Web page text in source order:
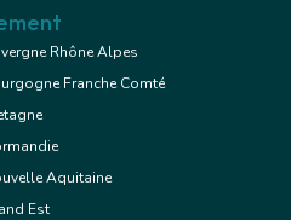
Rhône Alpes
Franche Comté
Aquitaine
Est